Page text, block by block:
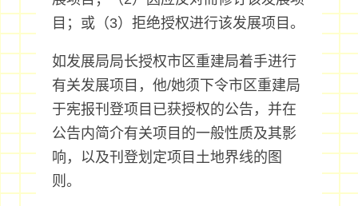
目；或（3）拒绝授权进行该发展项目。
如发展局局长授权市区重建局着手进行
有关发展项目，他/她须下令市区重建局
于宪报刊登项目已获授权的公告，并在
公告内简介有关项目的一般性质及其影
响，以及刊登划定项目土地界线的图
则。